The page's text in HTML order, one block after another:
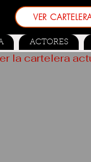
VER
ACTORES
la cartelera